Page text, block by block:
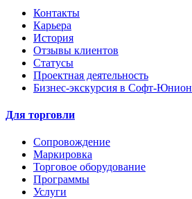
Контакты
Карьера
История
Отзывы клиентов
Статусы
Проектная деятельность
Бизнес-экскурсия в Софт-Юнион
Для торговли
Сопровождение
Маркировка
Торговое оборудование
Программы
Услуги